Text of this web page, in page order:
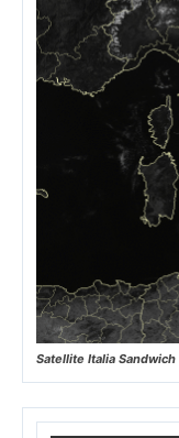
Satellite Italia